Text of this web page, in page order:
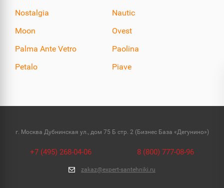
Nostalgia
Nautic
Moon
Ovest
Palma Ante Vetro
Paolina
Petalo
Piave
г. Москва Дубнинская ул., дом 75 Б стр. 2 (Бизнес База «Дегунино»)
+7 (495) 268-04-06 8 (800) 777-08-96
zakaz@expert-santehniki.ru